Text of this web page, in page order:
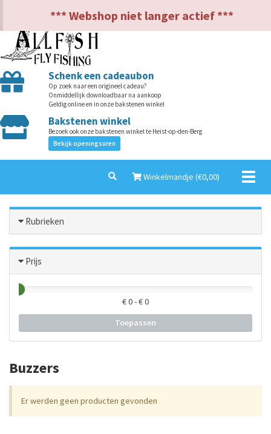
*** Webshop niet langer actief ***
Schenk een cadeaubon
Op zoek naar een origineel cadeau?
Onmiddellijk downloadbaar na aankoop
Geldig online en in onze bakstenen winkel
Bakstenen winkel
Bezoek ook onze bakstenen winkel te Heist-op-den-Berg
Bekijk openingsuren
Winkelmandje (€0,00)
Rubrieken
Prijs
€0- €0
Toepassen
Buzzers
Er werden geen producten gevonden